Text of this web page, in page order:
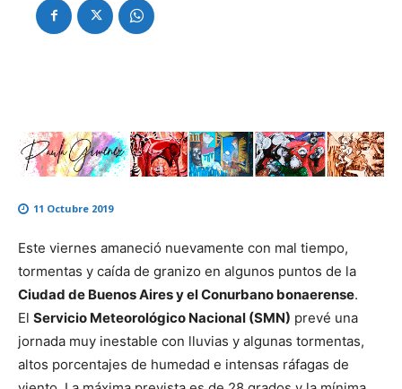
11 Octubre 2019
Este viernes amaneció nuevamente con mal tiempo,
tormentas y caída de granizo en algunos puntos de la
Ciudad de Buenos Aires y el Conurbano bonaerense.
El Servicio Meteorológico Nacional (SMN) prevé una
jornada muy inestable con lluvias y algunas tormentas,
altos porcentajes de humedad e intensas ráfagas de